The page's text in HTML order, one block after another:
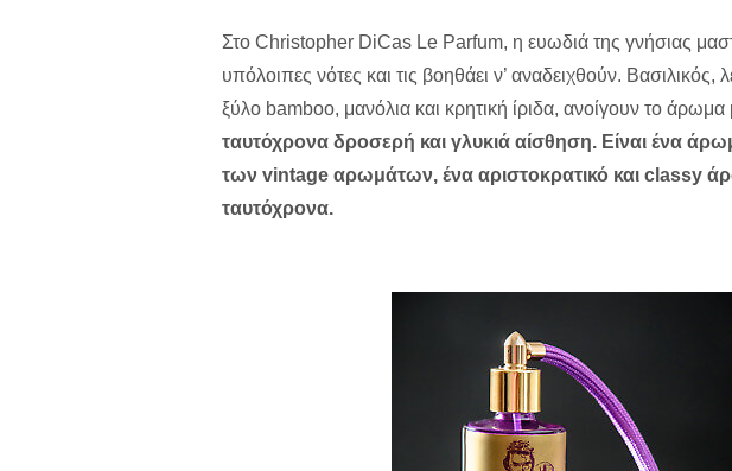
Στο Christopher DiCas Le Parfum, η ευωδιά της γνήσιας
υπόλοιπες νότες και τις βοηθάει ν’ αναδειχθούν.
ξύλο bamboo, μανόλια και κρητική ίριδα, ανοίγουν το άρωμα
ταυτόχρονα δροσερή και γλυκιά αίσθηση. Είναι ένα
των vintage αρωμάτων, ένα αριστοκρατικό και classy
ταυτόχρονα.